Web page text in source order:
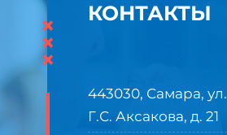
×
×
×
КОНТАКТЫ
443030, Самара, ул.
Г.С. Аксакова, д. 21